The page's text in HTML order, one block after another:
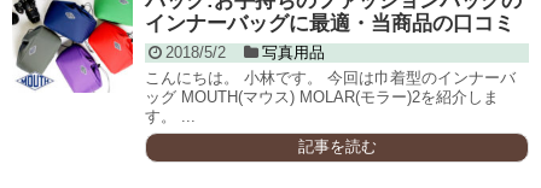
インナーバッグに最適・当商品の口コミ
2018/5/2
写真用品
こんにちは。 小林です。 今回は巾着型のインナーバ
ッグ MOUTH(マウス) MOLAR(モラー)2を紹介しま
す。 ...
記事を読む